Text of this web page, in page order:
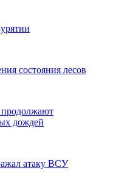
состояния лесов
дождей
атаку ВСУ